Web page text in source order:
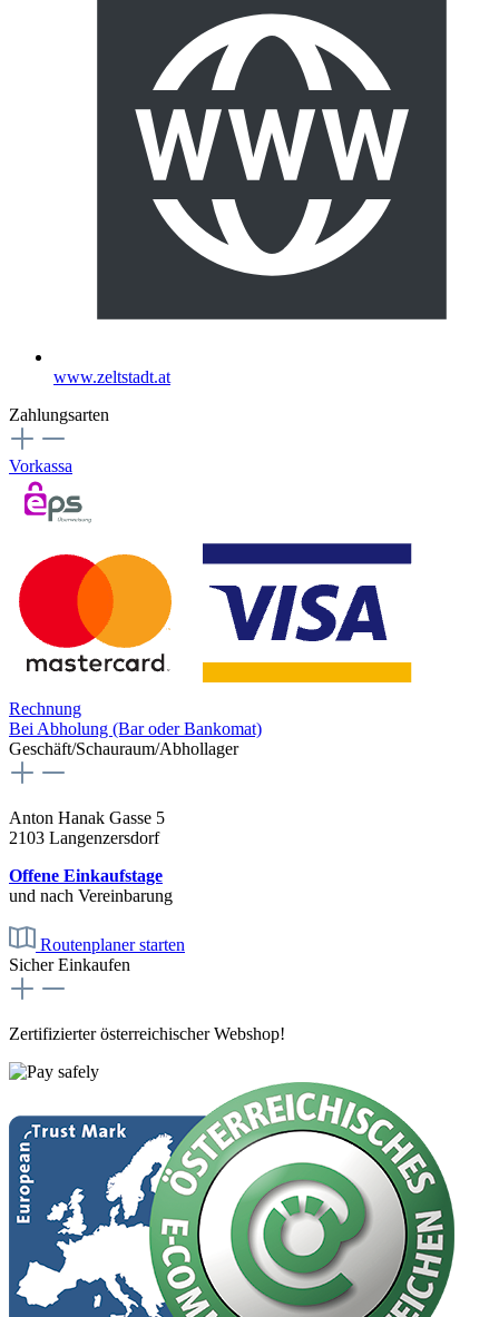
www.zeltstadt.at
Zahlungsarten
Vorkassa
Rechnung
Bei Abholung (Bar oder Bankomat)
Geschäft/Schauraum/Abhollager
Anton Hanak Gasse 5
2103 Langenzersdorf
Offene Einkaufstage
und nach Vereinbarung
Routenplaner starten
Sicher Einkaufen
Zertifizierter österreichischer Webshop!